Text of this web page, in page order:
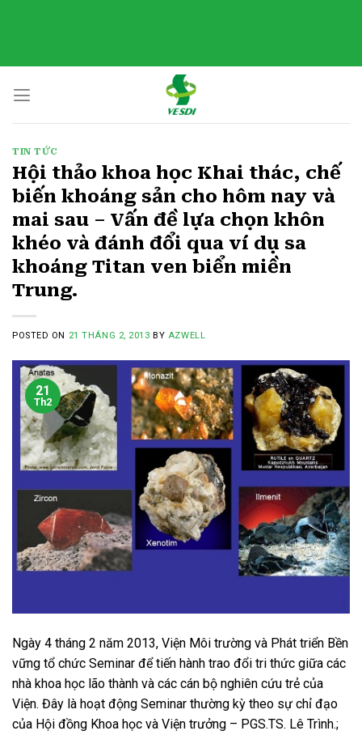
TIN TỨC
Hội thảo khoa học Khai thác, chế
biến khoáng sản cho hôm nay và
mai sau – Vấn đề lựa chọn khôn
khéo và đánh đổi qua ví dụ sa
khoáng Titan ven biển miền
Trung.
POSTED ON 21 THÁNG 2, 2013 BY AZWELL
21
Th2
Ngày 4 tháng 2 năm 2013, Viện Môi trường và Phát triển Bền
vững tổ chức Seminar để tiến hành trao đổi tri thức giữa các
nhà khoa học lão thành và các cán bộ nghiên cứu trẻ của
Viện. Đây là hoạt động Seminar thường kỳ theo sự chỉ đạo
của Hội đồng Khoa học và Viện trưởng – PGS.TS. Lê Trình.;